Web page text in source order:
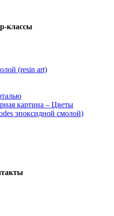
классы
(resin art)
картина – Цветы
эпоксидной смолой)